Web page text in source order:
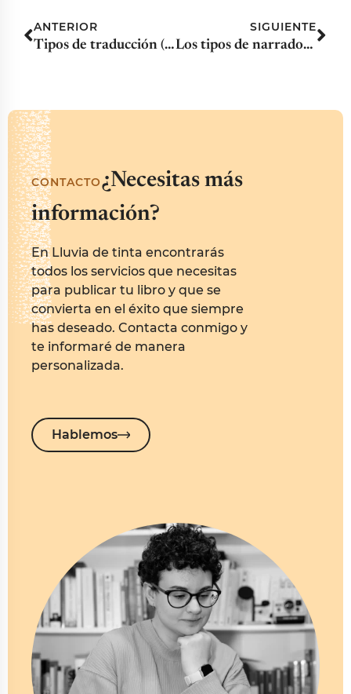
ANTERIOR
Tipos de traducción (I): la traducción literaria
SIGUIENTE
Los tipos de narrador y cómo escogerlo
CONTACTO¿Necesitas más
información?
En Lluvia de tinta encontrarás
todos los servicios que necesitas
para publicar tu libro y que se
convierta en el éxito que siempre
has deseado. Contacta conmigo y
te informaré de manera
personalizada.
Hablemos